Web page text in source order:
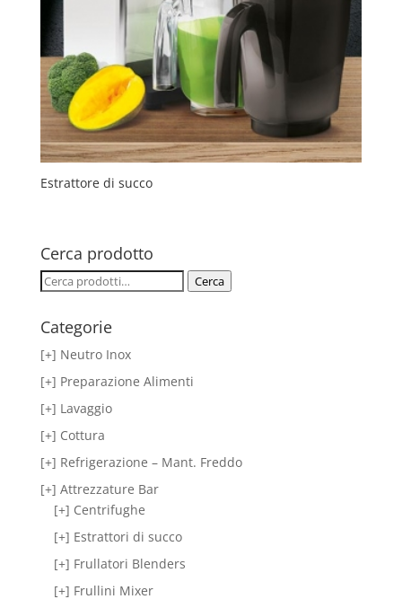
Estrattore di succo
Cerca prodotto
Cerca: Cerca
Categorie
[+] Neutro Inox
[+] Preparazione Alimenti
[+] Lavaggio
[+] Cottura
[+] Refrigerazione – Mant. Freddo
[+] Attrezzature Bar
[+] Centrifughe
[+] Estrattori di succo
[+] Frullatori Blenders
[+] Frullini Mixer